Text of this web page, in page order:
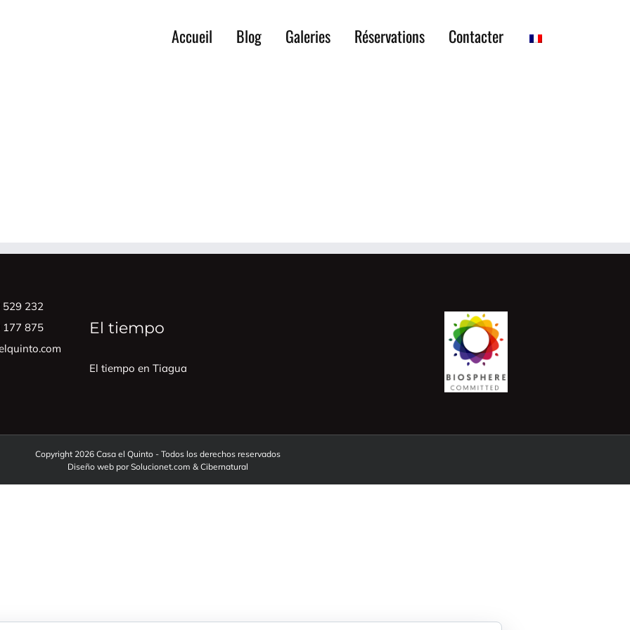
Accueil Blog Galeries Réservations Contacter
529 232
177 875
El tiempo
El tiempo en Tiagua
Copyright 2026 Casa el Quinto - Todos los derechos reservados
Diseño web porSolucionet.com & Cibernatural